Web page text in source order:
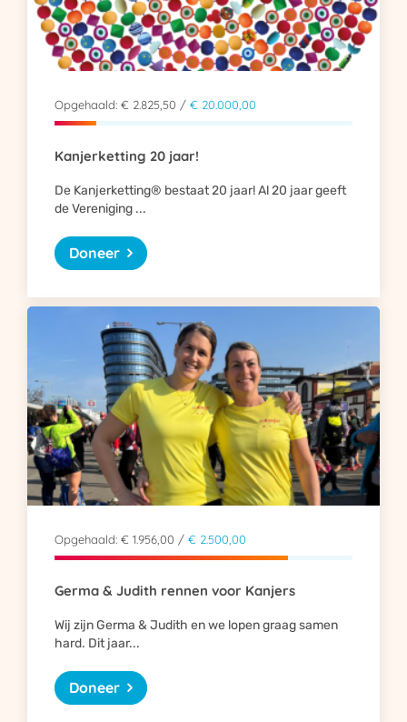
Opgehaald: € 2.825,50 / € 20.000,00
Kanjerketting 20 jaar!
De Kanjerketting® bestaat 20 jaar! Al 20 jaar geeft
de Vereniging ...
Doneer
Opgehaald: € 1.956,00 / € 2.500,00
Germa & Judith rennen voor Kanjers
Wij zijn Germa & Judith en we lopen graag samen
hard. Dit jaar...
Doneer